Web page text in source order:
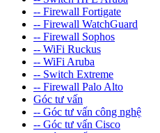
-- Firewall Fortigate
-- Firewall WatchGuard
-- Firewall Sophos
-- WiFi Ruckus
-- WiFi Aruba
-- Switch Extreme
-- Firewall Palo Alto
Góc tư vấn
-- Góc tư vấn công nghệ
-- Góc tư vấn Cisco